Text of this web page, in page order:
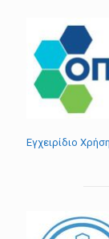
Εγχειρίδιο